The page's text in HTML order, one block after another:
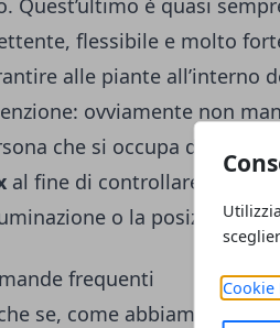
Cookie
Quest’ultimo è quasi
flessibile e molto
alle piante all’interno
ovviamente non
che si occupa della
al fine di controllare che
o la posizione
frequenti
se, come abbiamo